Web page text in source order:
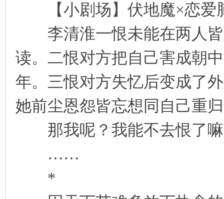
【小剧场】伏地魔×恋爱
李清淮一恨未能在两人皆
读。二恨对方把自己害成朝
年。三恨对方失忆后变成了
她前尘恩怨皆忘想同自己重
那我呢？我能不去恨了
……
*